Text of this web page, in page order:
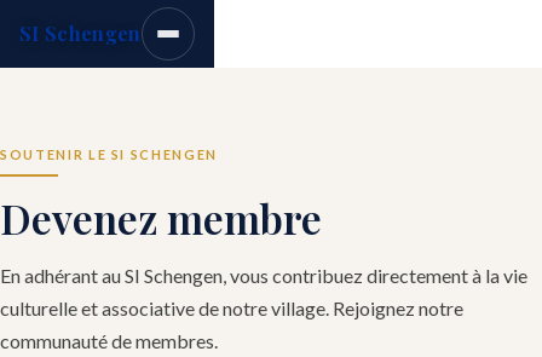
SI Schengen
SOUTENIR LE SI SCHENGEN
Devenez membre
En adhérant au SI Schengen, vous contribuez directement à la vie
culturelle et associative de notre village. Rejoignez notre
communauté de membres.